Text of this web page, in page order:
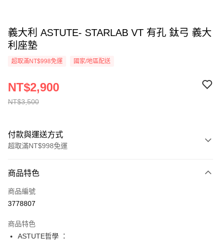
義大利 ASTUTE- STARLAB VT 有孔 鈦弓 義大
利座墊
超取滿NT$998免運 國家/地區配送
NT$3,500
NT$2,900
付款與運送方式
超取滿NT$998免運
信用卡一次付款
信用卡分期付款
合作金庫商業銀行
華南商業銀行
超商取貨付款
商品特色
商品編號
3778807
商品特色
ASTUTE哲學 ：